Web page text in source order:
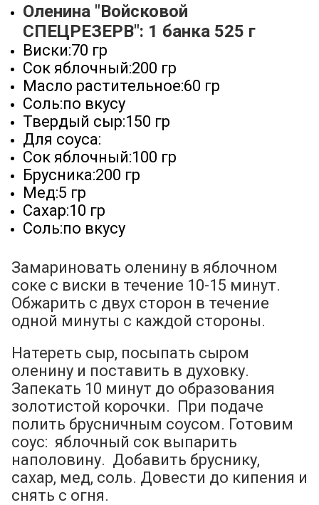
Оленина "Войсковой
СПЕЦРЕЗЕРВ": 1 банка 525 г
Виски:70 гр
Сок яблочный:200 гр
Масло растительное:60 гр
Соль:по вкусу
Твердый сыр:150 гр
Для соуса:
Сок яблочный:100 гр
Брусника:200 гр
Мед:5 гр
Сахар:10 гр
Соль:по вкусу
Замариновать оленину в яблочном
соке с виски в течение 10-15 минут.
Обжарить с двух сторон в течение
одной минуты с каждой стороны.
Натереть сыр, посыпать сыром
оленину и поставить в духовку.
Запекать 10 минут до образования
золотистой корочки. При подаче
полить брусничным соусом. Готовим
соус: яблочный сок выпарить
наполовину. Добавить бруснику,
сахар, мед, соль. Довести до кипения и
снять с огня.